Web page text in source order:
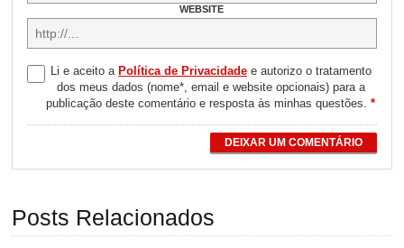
WEBSITE
Li e aceito a Política de Privacidadee autorizo o tratamento
dos meus dados (nome*, email e website opcionais) para a
publicação deste comentário e resposta às minhas questões.*
DEIXAR UM COMENTÁRIO
Posts Relacionados